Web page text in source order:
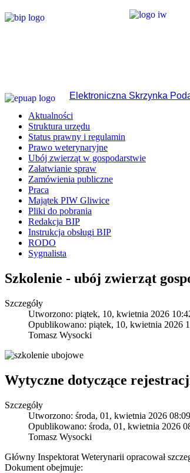
Elektroniczna Skrzynka
Aktualności
Struktura urzędu
Status prawny i regulamin
Prawo weterynaryjne
Ubój zwierząt w gospodarstwie
Załatwianie spraw
Zamówienia publiczne
Praca
Majątek PIW Gliwice
Pliki do pobrania
Redakcja BIP
Instrukcja obsługi BIP
RODO
Sygnalista
Szkolenie - ubój zwierząt
Szczegóły
Utworzono: piątek, 10, kwietnia 2026
Opublikowano: piątek, 10, kwietnia 2026
Tomasz Wysocki
Wytyczne dotyczące
Szczegóły
Utworzono: środa, 01, kwietnia 2026 08:09
Opublikowano: środa, 01, kwietnia 2026
Tomasz Wysocki
Główny Inspektorat Weterynarii opracował
Dokument obejmuje: